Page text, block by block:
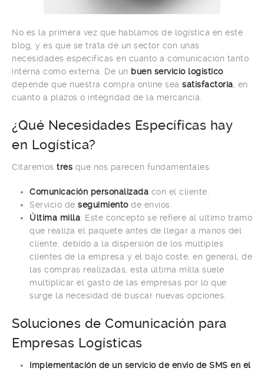
No es la primera vez que hablamos de logística en este
blog, y es que se trata de un sector con unas
necesidades específicas en cuanto a comunicación tanto
interna como externa. De un buen servicio logístico
depende que nuestra compra online sea satisfactoria , en
cuanto a plazos o integridad de la mercancía.
¿Qué Necesidades Específicas hay
en Logística?
Citaremos tres que nos parecen fundamentales:
Comunicación personalizada con el cliente.
Servicio de seguimientode envíos.
Última milla: Este concepto se refiere al último tramo
que realiza el paquete antes de llegar a manos del
cliente, debido a la dispersión de los múltiples
clientes de la empresa y el bajo coste, en general, de
las compras realizadas, esta última milla suele
multiplicar el gasto de las empresas por lo que
surge la necesidad de buscar nuevas opciones.
Soluciones de Comunicación para
Empresas Logísticas
Implementación de un servicio de envío de SMS en el